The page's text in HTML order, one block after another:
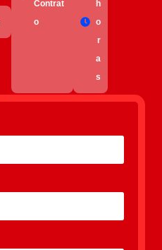
Contrat
o
h
o
r
a
s